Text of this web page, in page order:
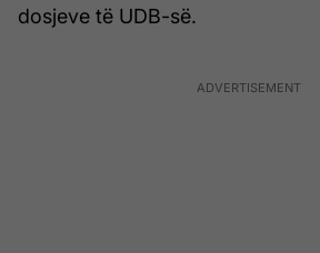
dosjeve të UDB-së.